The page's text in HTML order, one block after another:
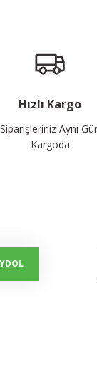
Hızlı Kargo
Siparişleriniz Aynı
Kargoda